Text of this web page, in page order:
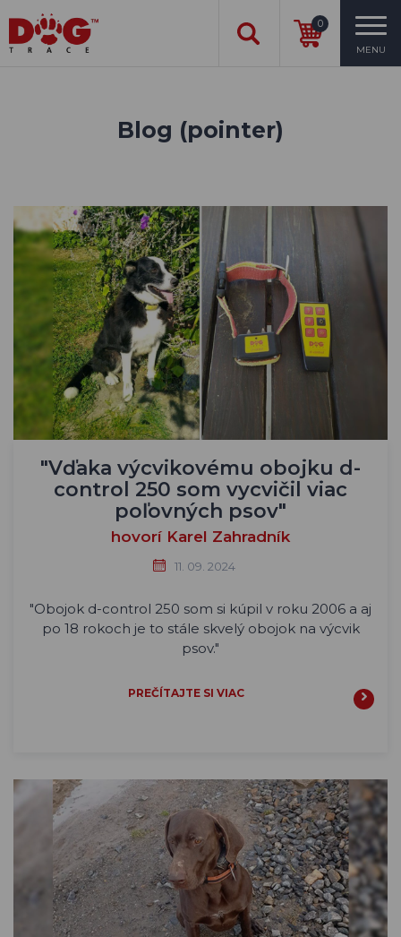
0
MENU
Blog (pointer)
"Vďaka výcvikovému obojku d-
control 250 som vycvičil viac
poľovných psov"
hovorí Karel Zahradník
11. 09. 2024
"Obojok d-control 250 som si kúpil v roku 2006 a aj
po 18 rokoch je to stále skvelý obojok na výcvik
psov."
PREČÍTAJTE SI VIAC